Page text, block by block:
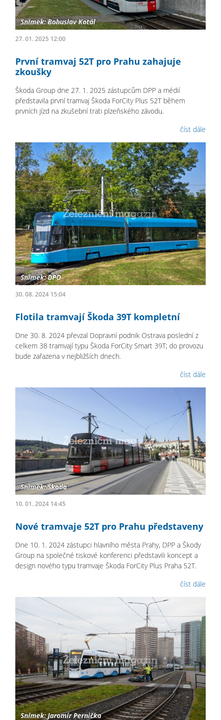
27. 01. 2025 12:00
První tramvaj 52T pro Prahu zahajuje
zkoušky
Škoda Group dne 27. 1. 2025 zástupcům DPP a médií
představila první tramvaj Škoda ForCity Plus 52T během
prvních jízd na zkušební trati plzeňského závodu.
číst dále
30. 08. 2024 15:04
Flotila tramvají Škoda 39T kompletní
Dne 30. 8. 2024 převzal Dopravní podnik Ostrava poslední z
celkem 38 tramvají typu Škoda ForCity Smart 39T; do provozu
bude zařazena v nejbližších dnech.
číst dále
10. 01. 2024 14:45
Nové tramvaje 52T pro Prahu představeny
Dne 10. 1. 2024 zástupci hlavního města Prahy, DPP a Škody
Group na společné tiskové konferenci představili koncept a
design nového typu tramvaje Škoda ForCity Plus Praha 52T.
číst dále